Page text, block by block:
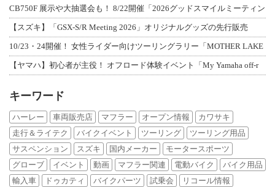
CB750F 展示や大抽選会も！ 8/22開催「2026グッドスマイルミーティン
【スズキ】「GSX-S/R Meeting 2026」オリジナルグッズの先行販売
10/23・24開催！ 女性ライダー向けツーリングラリー「MOTHER LAKE
【ヤマハ】初心者が主役！ オフロード体験イベント「My Yamaha off-r
キーワード
ハーレー 車両販売店 マフラー オープン情報
カワサキ
走行＆ライテク
バイクイベント ツーリング
ツーリング用品
サスペンション
スズキ 国内メーカー
モータースポーツ
グローブ
イベント 動画 マフラー関連 電動バイク
バイク用品
輸入車
ドゥカティ バイクパーツ 試乗会 リコール情報